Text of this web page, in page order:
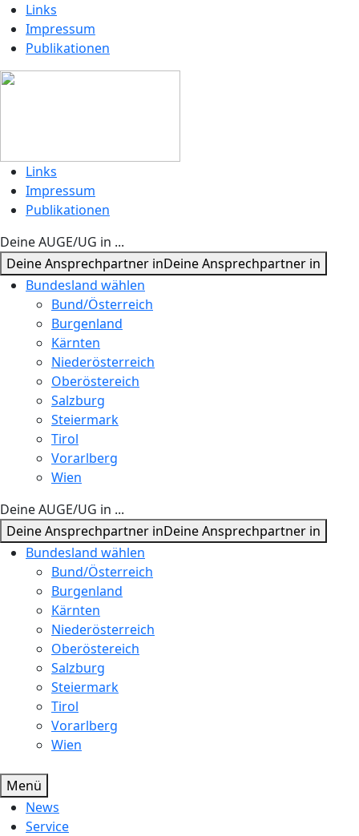
Links
Impressum
Publikationen
Links
Impressum
Publikationen
Deine AUGE/UG in ...
Deine Ansprechpartner inDeine Ansprechpartner in
Bundesland wählen
Bund/Österreich
Burgenland
Kärnten
Niederösterreich
Oberöstereich
Salzburg
Steiermark
Tirol
Vorarlberg
Wien
Deine AUGE/UG in ...
Deine Ansprechpartner inDeine Ansprechpartner in
Bundesland wählen
Bund/Österreich
Burgenland
Kärnten
Niederösterreich
Oberöstereich
Salzburg
Steiermark
Tirol
Vorarlberg
Wien
Menü
News
Service